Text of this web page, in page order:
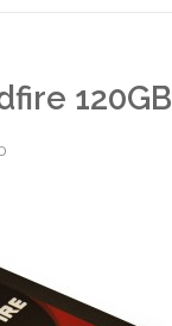
120GB